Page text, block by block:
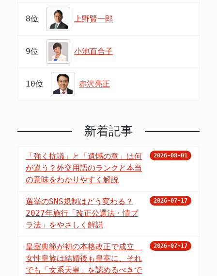
8位 上野賢一郎
9位 小池百合子
10位 赤沢亮正
新着記事
「強く抗議」と「遺憾の意」は何
が違う？外交用語のランクと本当
の意味をわかりやすく解説
2026-08-01
選挙のSNS規制はどう変わる？
2027年施行「改正公選法・情プ
ラ法」をやさしく解説
2026-07-17
皇室典範が初の本格改正で成立
女性皇族は結婚後も皇室に、それ
でも「女系天皇」を認めるべきで
2026-07-17